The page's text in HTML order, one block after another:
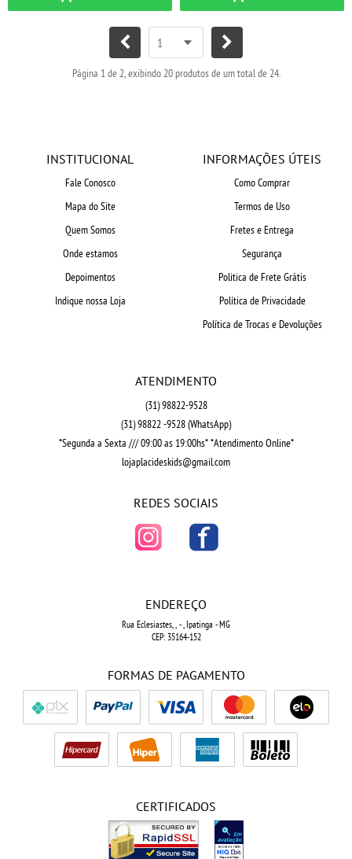
Página 1 de 2, exibindo 20 produtos de um total de 24.
INSTITUCIONAL
Fale Conosco
Mapa do Site
Quem Somos
Onde estamos
Depoimentos
Indique nossa Loja
INFORMAÇÕES ÚTEIS
Como Comprar
Termos de Uso
Fretes e Entrega
Segurança
Politica de Frete Grátis
Política de Privacidade
Política de Trocas e Devoluções
ATENDIMENTO
(31)98822-9528
(31)98822 -9528(WhatsApp)
*Segunda a Sexta /// 09:00 as 19:00hs* *Atendimento Online*
lojaplacideskids@gmail.com
REDES SOCIAIS
ENDEREÇO
Rua Eclesiastes, , -, Ipatinga -MG
CEP: 35164-152
FORMAS DE PAGAMENTO
CERTIFICADOS